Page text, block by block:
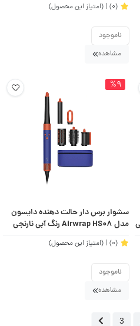
(0) | (امتیاز این محصول)
ناموجود
مشاهده
%9
سشوار برس دار حالت دهنده دایسون
مدل Airwrap HS08 رنگ آبی نارنجی
(0) | (امتیاز این محصول)
ناموجود
مشاهده
3